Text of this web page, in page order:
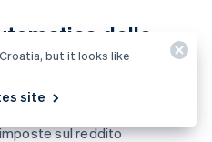
della
83(b)
sul reddito
but it looks like
site